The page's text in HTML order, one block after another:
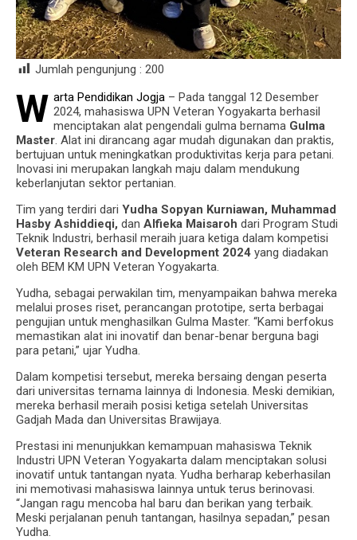
Jumlah pengunjung : 200
W arta Pendidikan Jogja – Pada tanggal 12 Desember
2024, mahasiswa UPN Veteran Yogyakarta berhasil
menciptakan alat pengendali gulma bernama Gulma
Master. Alat ini dirancang agar mudah digunakan dan praktis,
bertujuan untuk meningkatkan produktivitas kerja para petani.
Inovasi ini merupakan langkah maju dalam mendukung
keberlanjutan sektor pertanian.
Tim yang terdiri dari Yudha Sopyan Kurniawan, Muhammad
Hasby Ashiddieqi, dan Alfieka Maisaroh dari Program Studi
Teknik Industri, berhasil meraih juara ketiga dalam kompetisi
Veteran Research and Development 2024 yang diadakan
oleh BEM KM UPN Veteran Yogyakarta.
Yudha, sebagai perwakilan tim, menyampaikan bahwa mereka
melalui proses riset, perancangan prototipe, serta berbagai
pengujian untuk menghasilkan Gulma Master. “Kami berfokus
memastikan alat ini inovatif dan benar-benar berguna bagi
para petani,” ujar Yudha.
Dalam kompetisi tersebut, mereka bersaing dengan peserta
dari universitas ternama lainnya di Indonesia. Meski demikian,
mereka berhasil meraih posisi ketiga setelah Universitas
Gadjah Mada dan Universitas Brawijaya.
Prestasi ini menunjukkan kemampuan mahasiswa Teknik
Industri UPN Veteran Yogyakarta dalam menciptakan solusi
inovatif untuk tantangan nyata. Yudha berharap keberhasilan
ini memotivasi mahasiswa lainnya untuk terus berinovasi.
“Jangan ragu mencoba hal baru dan berikan yang terbaik.
Meski perjalanan penuh tantangan, hasilnya sepadan,” pesan
Yudha.